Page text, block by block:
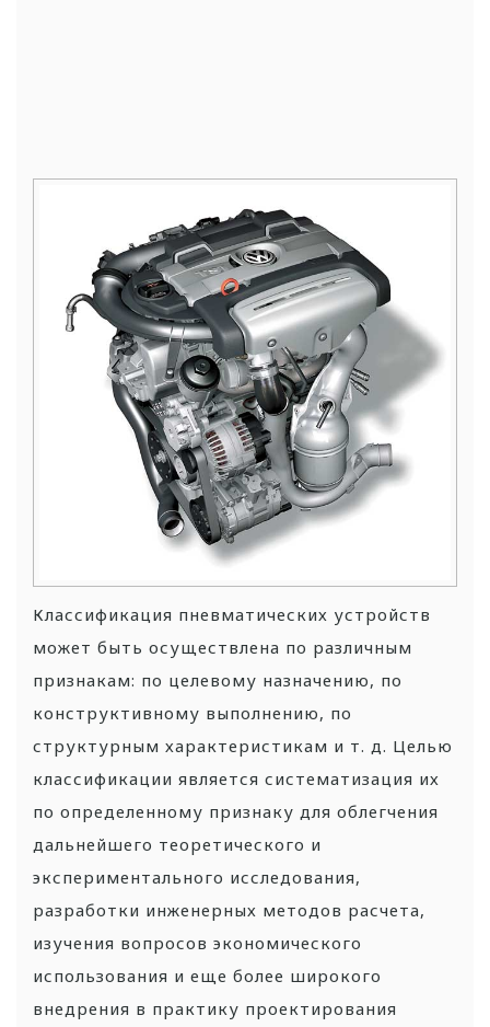
Классификация пневматических устройств
может быть осуществлена по различным
признакам: по целевому назначению, по
конструктивному выполнению, по
структурным характеристикам и т. д. Целью
классификации является систематизация их
по определенному признаку для облегчения
дальнейшего теоретического и
экспериментального исследования,
разработки инженерных методов расчета,
изучения вопросов экономического
использования и еще более широкого
внедрения в практику проектирования